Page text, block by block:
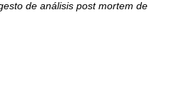
de análisis post mortem de